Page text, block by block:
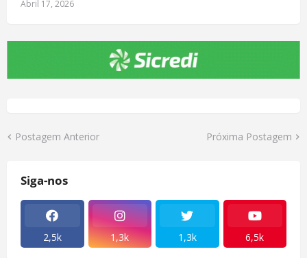
Abril 17, 2026
Postagem Anterior Próxima Postagem
Siga-nos
2,5k 1,3k 1,3k 6,5k